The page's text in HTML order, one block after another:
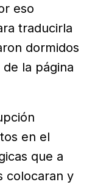
eso
traducirla
dormidos
la página
en el
que a
colocaran y